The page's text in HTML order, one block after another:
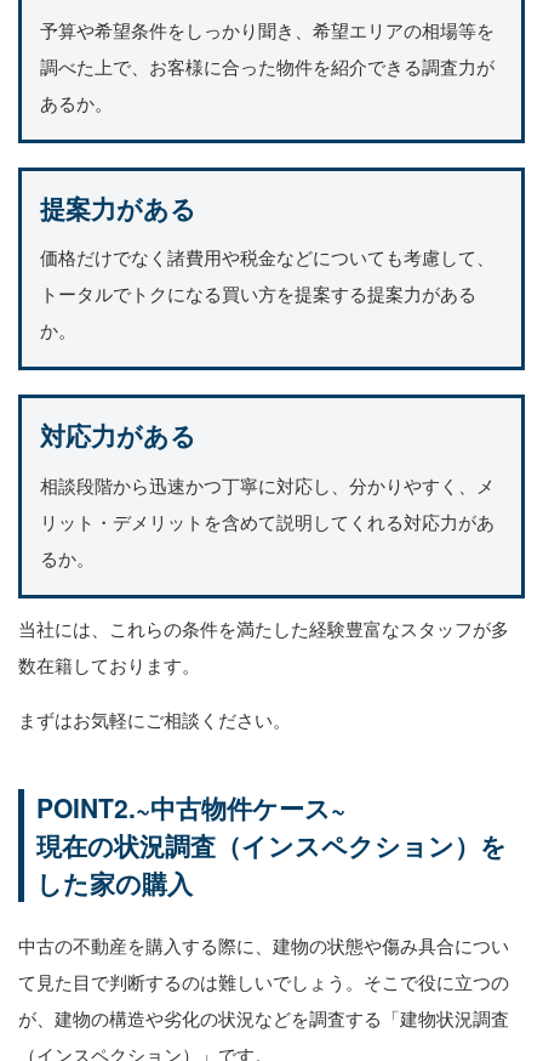
予算や希望条件をしっかり聞き、希望エリアの相場等を
調べた上で、お客様に合った物件を紹介できる調査力が
あるか。
提案力がある
価格だけでなく諸費用や税金などについても考慮して、
トータルでトクになる買い方を提案する提案力がある
か。
対応力がある
相談段階から迅速かつ丁寧に対応し、分かりやすく、メ
リット・デメリットを含めて説明してくれる対応力があ
るか。
当社には、これらの条件を満たした経験豊富なスタッフが多
数在籍しております。
まずはお気軽にご相談ください。
POINT2.~中古物件ケース~
現在の状況調査（インスペクション）を
した家の購入
中古の不動産を購入する際に、建物の状態や傷み具合につい
て見た目で判断するのは難しいでしょう。そこで役に立つの
が、建物の構造や劣化の状況などを調査する「建物状況調査
（インスペクション）」です。